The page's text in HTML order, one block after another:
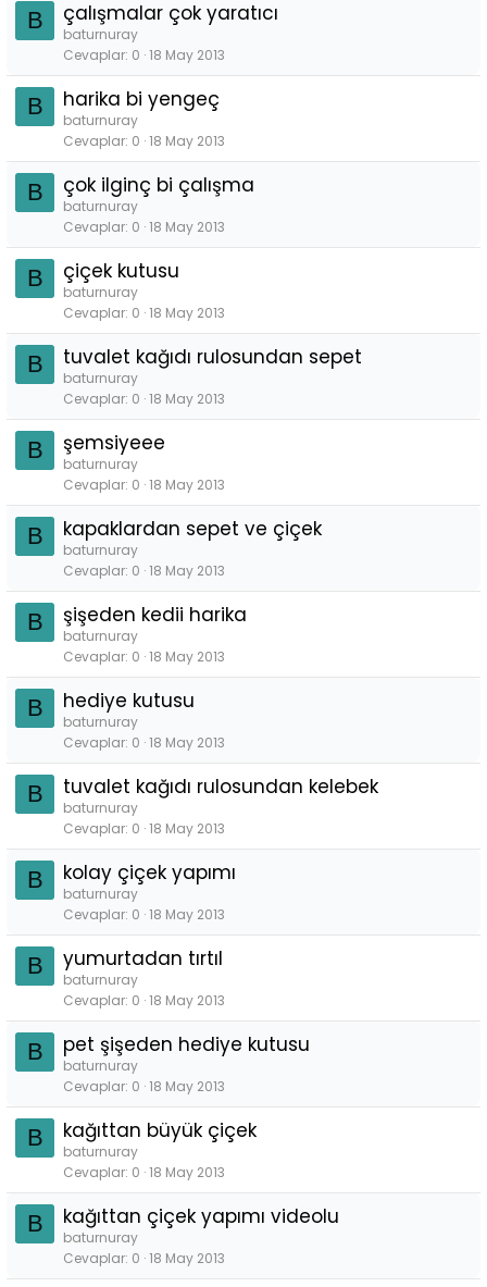
B çalışmalar çok yaratıcı
baturnuray
Cevaplar 0 18 May 2013
B harika bi yengeç
baturnuray
Cevaplar 0 18 May 2013
B çok ilginç bi çalışma
baturnuray
Cevaplar 0 18 May 2013
B çiçek kutusu
baturnuray
Cevaplar 0 18 May 2013
B tuvalet kağıdı rulosundan sepet
baturnuray
Cevaplar 0 18 May 2013
B şemsiyeee
baturnuray
Cevaplar 0 18 May 2013
B kapaklardan sepet ve çiçek
baturnuray
Cevaplar 0 18 May 2013
B şişeden kedii harika
baturnuray
Cevaplar 0 18 May 2013
B hediye kutusu
baturnuray
Cevaplar 0 18 May 2013
B tuvalet kağıdı rulosundan kelebek
baturnuray
Cevaplar 0 18 May 2013
B kolay çiçek yapımı
baturnuray
Cevaplar 0 18 May 2013
B yumurtadan tırtıl
baturnuray
Cevaplar 0 18 May 2013
B pet şişeden hediye kutusu
baturnuray
Cevaplar 0 18 May 2013
B kağıttan büyük çiçek
baturnuray
Cevaplar 0 18 May 2013
B kağıttan çiçek yapımı videolu
baturnuray
Cevaplar 0 18 May 2013